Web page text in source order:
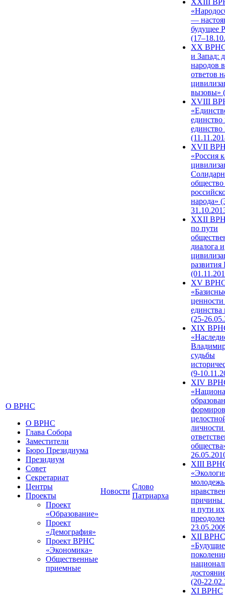
О ВРНС
О ВРНС
Глава Собора
Заместители
Бюро Президиума
Президиум
Совет
Секретариат
Центры
Проекты
Проект
«Образование»
Проект
«Демография»
Проект ВРНС
«Экономика»
Общественные
приемные
Новости
Слово
Патриарха
XXIII
—
будущее
XX ВРНС
и Запад:
народов
ответов
вызовы»
XVIII
единство
единство
XVII
«Россия
народа»
XXII
по пути
диалога и
развития
XV
единства
(25-
XIX
судьбы
(9-
XIV
XIII
причины
и пути их
XII ВРНС
«Будущие
(20-
XI ВРНС